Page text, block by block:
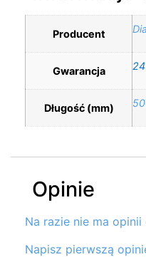
Producent
Gwarancja
Długość (mm)
Opinie
Na razie nie ma
Napisz pierwszą